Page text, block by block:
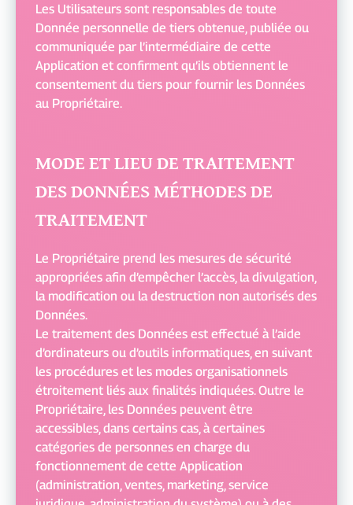
Les Utilisateurs sont responsables de toute
Donnée personnelle de tiers obtenue, publiée ou
communiquée par l’intermédiaire de cette
Application et confirment qu’ils obtiennent le
consentement du tiers pour fournir les Données
au Propriétaire.
MODE ET LIEU DE TRAITEMENT
DES DONNÉES MÉTHODES DE
TRAITEMENT
Le Propriétaire prend les mesures de sécurité
appropriées afin d’empêcher l’accès, la divulgation,
la modification ou la destruction non autorisés des
Données.
Le traitement des Données est effectué à l’aide
d’ordinateurs ou d’outils informatiques, en suivant
les procédures et les modes organisationnels
étroitement liés aux finalités indiquées. Outre le
Propriétaire, les Données peuvent être
accessibles, dans certains cas, à certaines
catégories de personnes en charge du
fonctionnement de cette Application
(administration, ventes, marketing, service